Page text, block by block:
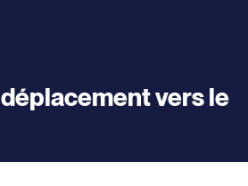
déplacement vers le